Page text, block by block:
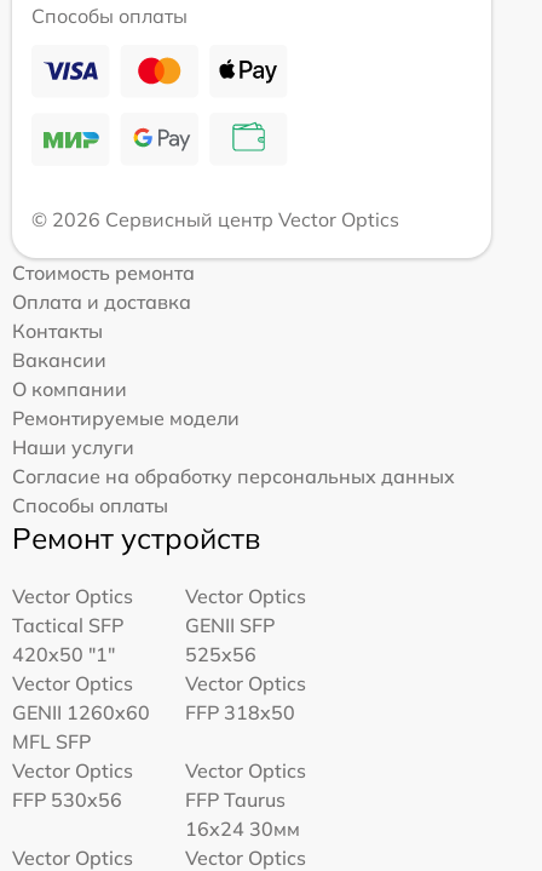
Способы оплаты
© 2026 Сервисный центр Vector Optics
Стоимость ремонта
Оплата и доставка
Контакты
Вакансии
О компании
Ремонтируемые модели
Наши услуги
Согласие на обработку персональных данных
Способы оплаты
Ремонт устройств
Vector Optics
Tactical SFP
420x50 "1"
Vector Optics
GENII SFP
525x56
Vector Optics
GENII 1260x60
MFL SFP
Vector Optics
FFP 318x50
Vector Optics
FFP 530x56
Vector Optics
FFP Taurus
16x24 30мм
Vector Optics
Vector Optics